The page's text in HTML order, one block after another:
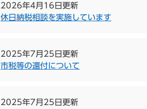
2026年4月16日更新
休日納税相談を実施しています
2025年7月25日更新
市税等の還付について
2025年7月25日更新